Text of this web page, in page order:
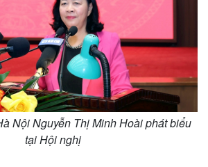
Nội Nguyễn Thị Minh Hoài phát biểu
tại Hội nghị